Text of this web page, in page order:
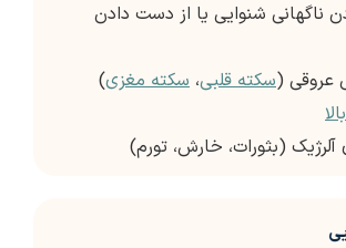
ناگهانی شنوایی یا از دست دادن
عروقی (سکته قلبی، سکته مغزی)
(بثورات، خارش، تورم)